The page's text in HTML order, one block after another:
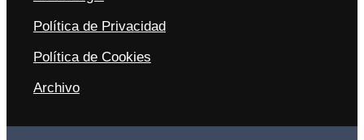
Política de Privacidad
Política de Cookies
Archivo